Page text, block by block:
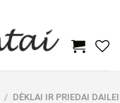
/ DĖKLAI IR PRIEDAI DAILEI